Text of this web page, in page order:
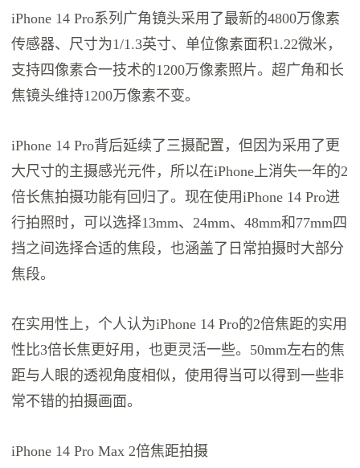
iPhone 14 Pro系列广角镜头采用了最新的4800万像素
传感器、尺寸为1/1.3英寸、单位像素面积1.22微米，
支持四像素合一技术的1200万像素照片。超广角和长
焦镜头维持1200万像素不变。
iPhone 14 Pro背后延续了三摄配置，但因为采用了更
大尺寸的主摄感光元件，所以在iPhone上消失一年的2
倍长焦拍摄功能有回归了。现在使用iPhone 14 Pro进
行拍照时，可以选择13mm、24mm、48mm和77mm四
挡之间选择合适的焦段，也涵盖了日常拍摄时大部分
焦段。
在实用性上，个人认为iPhone 14 Pro的2倍焦距的实用
性比3倍长焦更好用，也更灵活一些。50mm左右的焦
距与人眼的透视角度相似，使用得当可以得到一些非
常不错的拍摄画面。
iPhone 14 Pro Max 2倍焦距拍摄